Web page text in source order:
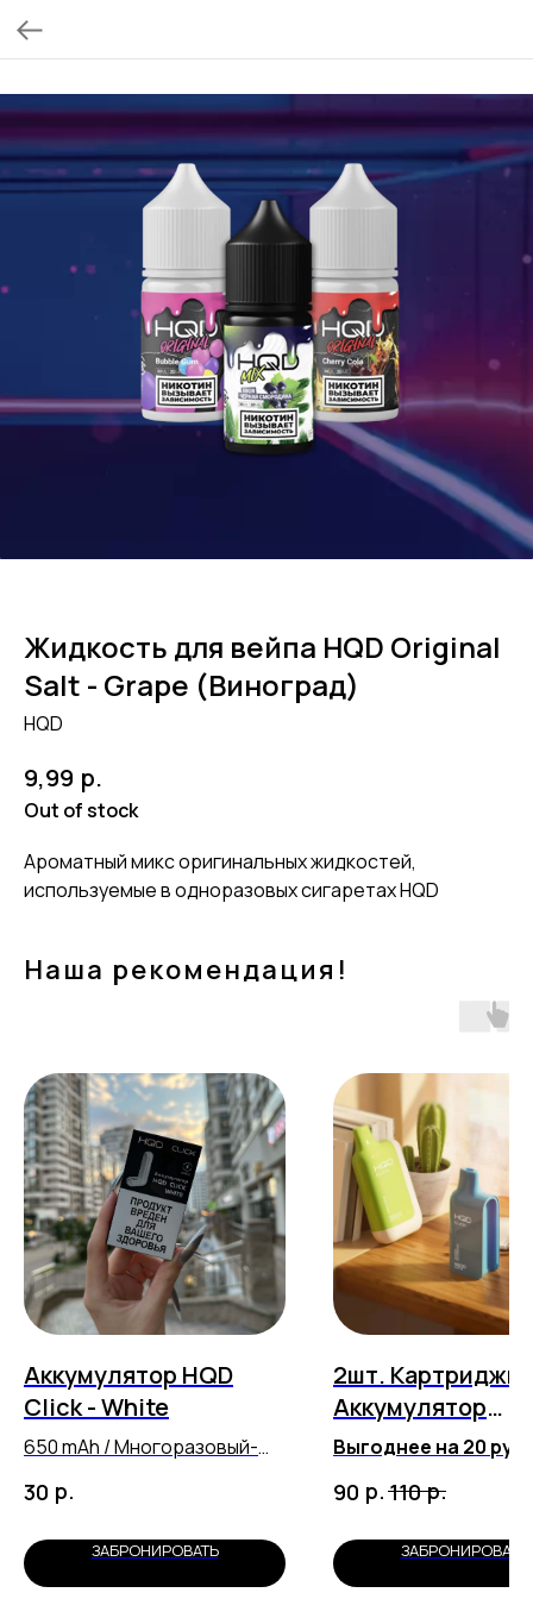
Жидкость для вейпа HQD Original
Salt - Grape (Виноград)
HQD
9,99 р.
Out of stock
Ароматный микс оригинальных жидкостей,
используемые в одноразовых сигаретах HQD
Наша рекомендация!
Аккумулятор HQD
Click - White
650 mAh / Многоразовый-
30 р.
ЗАБРОНИРОВАТЬ
2шт. Картриджи
Аккумулятор
(Стартовый
Выгоднее на 20
2 картриджа любого
90 р. 110 р.
ЗАБРОНИРОВАТЬ